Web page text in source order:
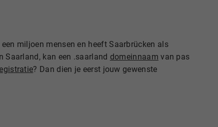
miljoen mensen en heeft Saarbrücken als
kan een .saarland domeinnaam van pas
? Dan dien je eerst jouw gewenste